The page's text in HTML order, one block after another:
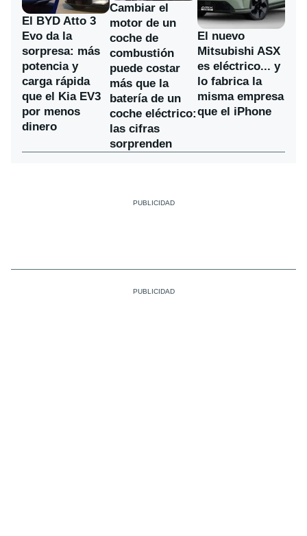
El BYD Atto 3
Evo da la
sorpresa: más
potencia y
carga rápida
que el Kia EV3
por menos
dinero
Cambiar el
motor de un
coche de
combustión
puede costar
más que la
batería de un
coche eléctrico:
las cifras
sorprenden
El nuevo
Mitsubishi ASX
es eléctrico... y
lo fabrica la
misma empresa
que el iPhone